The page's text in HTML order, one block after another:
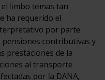
el limbo temas tan
ha requerido el
por parte
pensiones contributivas y
prestaciones de la
al transporte
por la DANA,